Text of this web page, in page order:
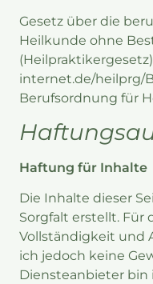
Gesetz über die
Heilkunde ohne
internet.de/heilprg/
Berufsordnung für
Haftung für Inhalte
Die Inhalte dieser
Sorgfalt erstellt. Für
Vollständigkeit und
ich jedoch keine
Diensteanbieter bin